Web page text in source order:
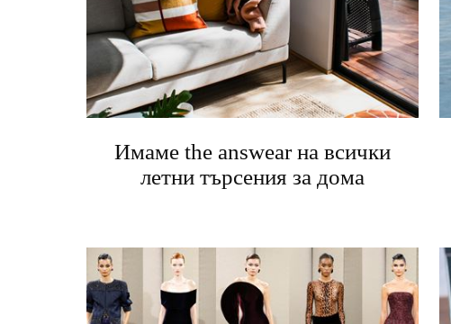
Имаме the answear на всички
летни търсения за дома